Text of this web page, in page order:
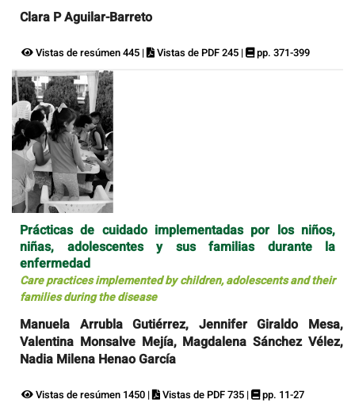
Clara P Aguilar-Barreto
Vistas de resúmen 445 | Vistas de PDF 245 | pp. 371-399
Prácticas de cuidado implementadas por los niños,
niñas, adolescentes y sus familias durante la
enfermedad
Care practices implemented by children, adolescents and their
families during the disease
Manuela Arrubla Gutiérrez, Jennifer Giraldo Mesa,
Valentina Monsalve Mejía, Magdalena Sánchez Vélez,
Nadia Milena Henao García
Vistas de resúmen 1450 | Vistas de PDF 735 | pp. 11-27